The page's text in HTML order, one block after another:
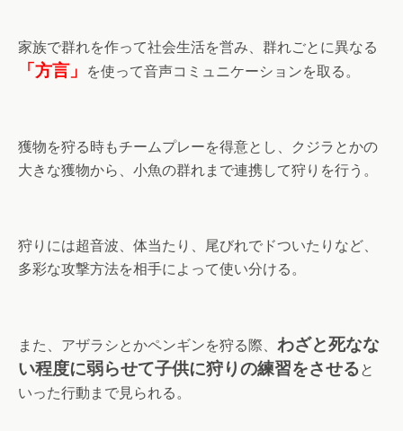
家族で群れを作って社会生活を営み、群れごとに異なる
「方言」 を使って音声コミュニケーションを取る。
獲物を狩る時もチームプレーを得意とし、クジラとかの
大きな獲物から、小魚の群れまで連携して狩りを行う。
狩りには超音波、体当たり、尾びれでドついたりなど、
多彩な攻撃方法を相手によって使い分ける。
また、アザラシとかペンギンを狩る際、 わざと死なな
い程度に弱らせて子供に狩りの練習をさせると
いった行動まで見られる。